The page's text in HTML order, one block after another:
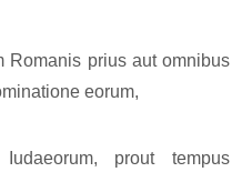
Romanis prius aut omnibus
eorum,
prout tempus